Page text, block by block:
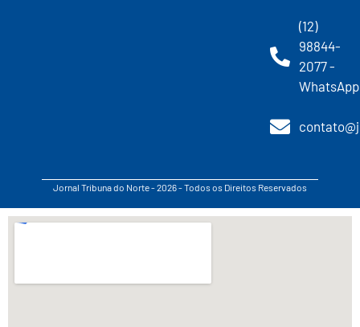
(12)
98844-
2077 -
WhatsApp
Jornal Tribuna do Norte - 2026 - Todos os Direitos Reservados